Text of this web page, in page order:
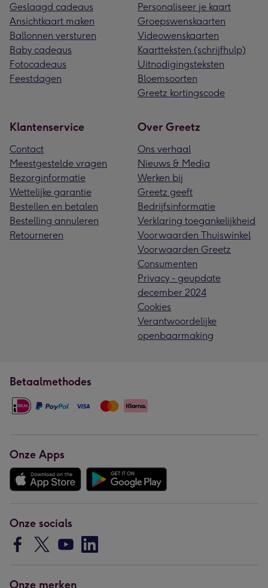
Geslaagd cadeaus
Ansichtkaart maken
Ballonnen versturen
Baby cadeaus
Fotocadeaus
Feestdagen
Personaliseer je kaart
Groepswenskaarten
Videowenskaarten
Kaartteksten (schrijfhulp)
Uitnodigingsteksten
Bloemsoorten
Greetz kortingscode
Klantenservice
Contact
Meestgestelde vragen
Bezorginformatie
Wettelijke garantie
Bestellen en betalen
Bestelling annuleren
Retourneren
Over Greetz
Ons verhaal
Nieuws & Media
Werken bij
Greetz geeft
Bedrijfsinformatie
Verklaring toegankelijkheid
Voorwaarden Thuiswinkel
Voorwaarden Greetz
Consumenten
Privacy - geupdate
december 2024
Cookies
Verantwoordelijke
openbaarmaking
Betaalmethodes
Onze Apps
Onze socials
Onze merken